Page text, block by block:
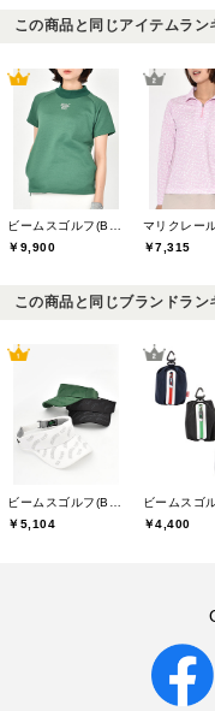
この商品と同じアイテムラン
ビームスゴルフ(BEAMS GOLF)
￥9,900
￥7,315
この商品と同じブランドラン
￥5,104
￥4,400